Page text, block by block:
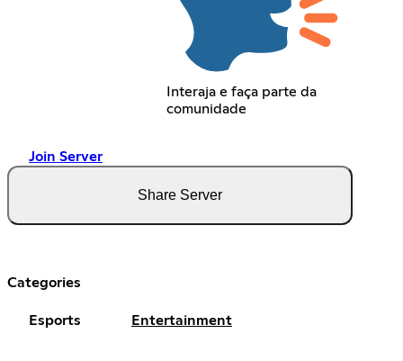
Interaja e faça parte da
comunidade
Join Server
Share Server
Categories
Esports Entertainment